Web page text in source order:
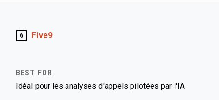
6 Five9
Idéal pour les analyses d'appels pilotées par l'IA